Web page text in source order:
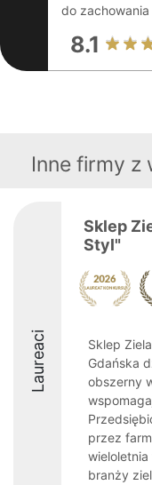
do
8.1
Inne firmy z
Laureaci
Sklep
Styl"
Sklep
Gdańska
obszerny
przez
branży